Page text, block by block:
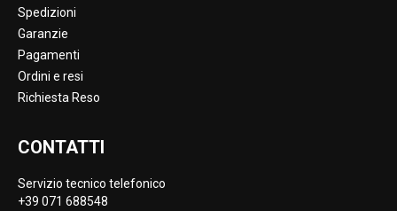
Spedizioni
Garanzie
Pagamenti
Ordini e resi
Richiesta Reso
CONTATTI
Servizio tecnico telefonico
+39 071 688548